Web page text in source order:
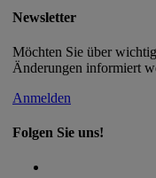
Newsletter
Möchten Sie über
Änderungen informiert
Anmelden
Folgen Sie uns!